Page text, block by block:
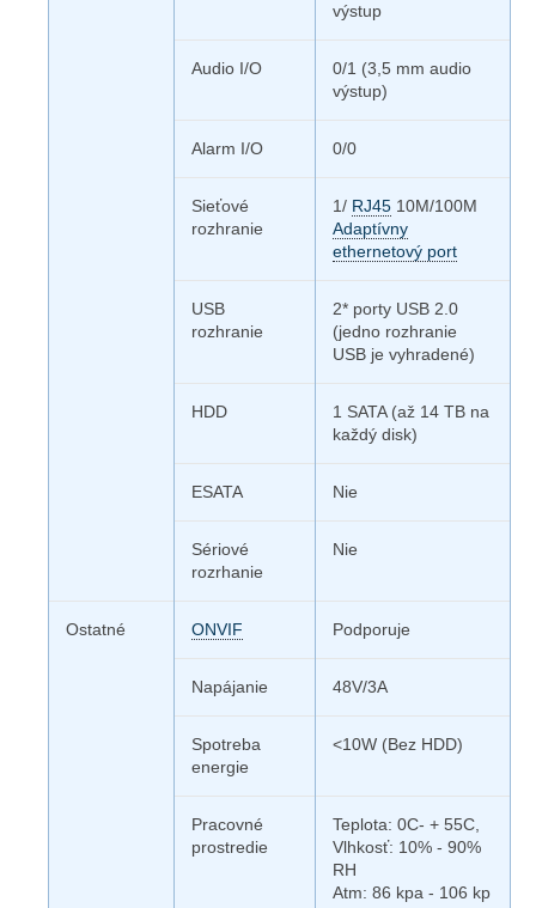
výstup
Audio I/O
0/1 (3,5 mm audio
výstup)
Alarm I/O 0/0
Sieťové
rozhranie
1/ RJ45 10M/100M
Adaptívny
ethernetový port
USB
rozhranie
2* porty USB 2.0
(jedno rozhranie
USB je vyhradené)
HDD
1 SATA (až 14 TB na
každý disk)
ESATA Nie
Sériové
rozrhanie
Nie
Ostatné ONVIF Podporuje
Napájanie 48V/3A
Spotreba
energie
<10W (Bez HDD)
Pracovné
prostredie
Teplota: 0C- + 55C,
Vlhkosť: 10% - 90%
RH
Atm: 86 kpa - 106 kp